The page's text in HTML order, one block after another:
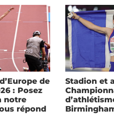
de
: Posez
notre
répond
Stadion et